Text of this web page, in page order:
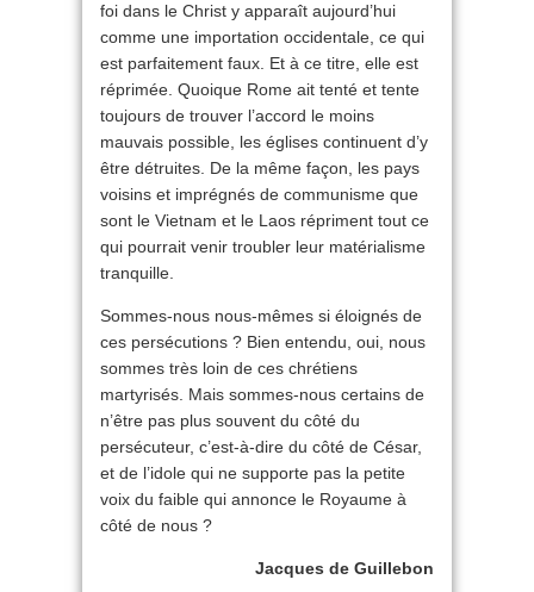
foi dans le Christ y apparaît aujourd’hui
comme une importation occidentale, ce qui
est parfaitement faux. Et à ce titre, elle est
réprimée. Quoique Rome ait tenté et tente
toujours de trouver l’accord le moins
mauvais possible, les églises continuent d’y
être détruites. De la même façon, les pays
voisins et imprégnés de communisme que
sont le Vietnam et le Laos répriment tout ce
qui pourrait venir troubler leur matérialisme
tranquille.
Sommes-nous nous-mêmes si éloignés de
ces persécutions ? Bien entendu, oui, nous
sommes très loin de ces chrétiens
martyrisés. Mais sommes-nous certains de
n’être pas plus souvent du côté du
persécuteur, c’est-à-dire du côté de César,
et de l’idole qui ne supporte pas la petite
voix du faible qui annonce le Royaume à
côté de nous ?
Jacques de Guillebon